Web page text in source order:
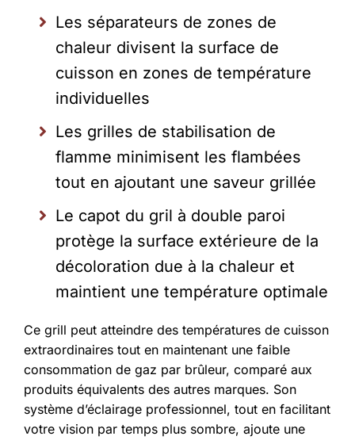
Les séparateurs de zones de
chaleur divisent la surface de
cuisson en zones de température
individuelles
Les grilles de stabilisation de
flamme minimisent les flambées
tout en ajoutant une saveur grillée
Le capot du gril à double paroi
protège la surface extérieure de la
décoloration due à la chaleur et
maintient une température optimale
Ce grill peut atteindre des températures de cuisson
extraordinaires tout en maintenant une faible
consommation de gaz par brûleur, comparé aux
produits équivalents des autres marques. Son
système d’éclairage professionnel, tout en facilitant
votre vision par temps plus sombre, ajoute une